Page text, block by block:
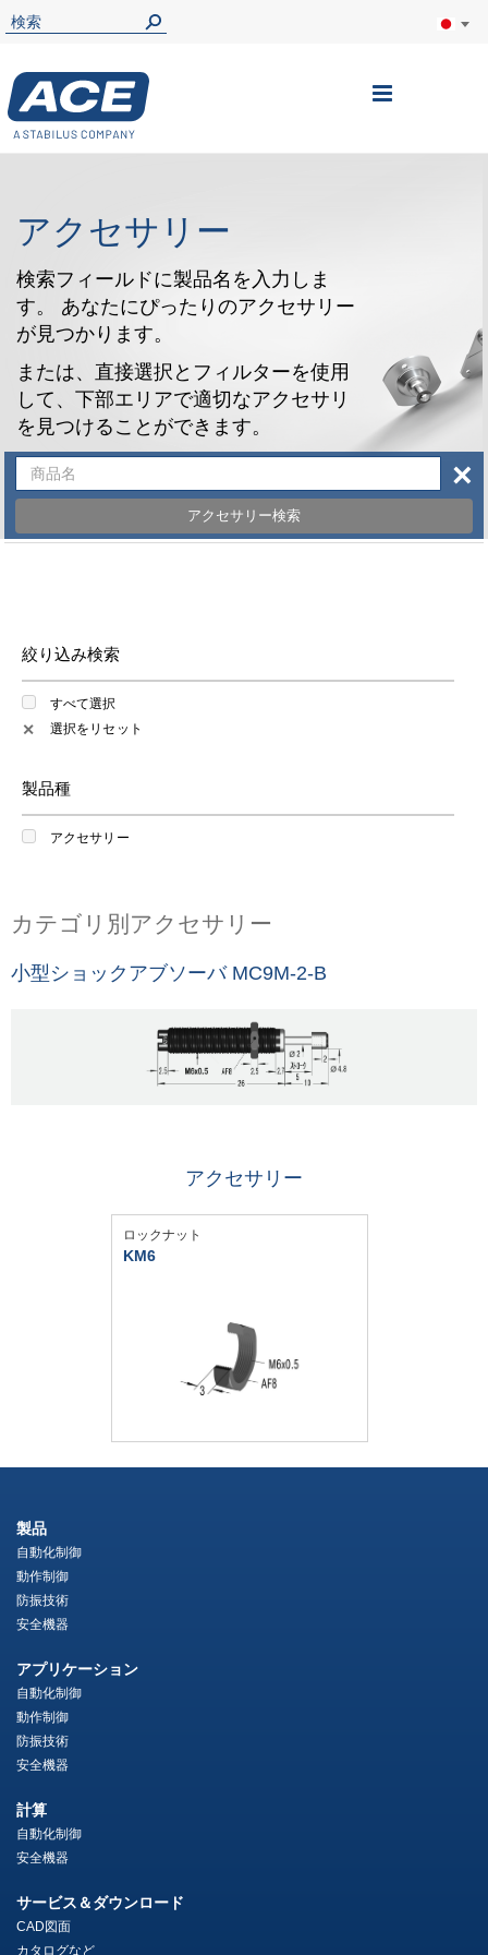
ナ
アクセサリー
検索フィールドに製品名を入力しま
す。 あなたにぴったりのアクセサリー
が見つかります。
または、直接選択とフィルターを使用
して、下部エリアで適切なアクセサリ
を見つけることができます。
アクセサリー検索
×
絞り込み検索
すべて選択
✕ 選択をリセット
製品種
アクセサリー
カテゴリ別アクセサリー
小型ショックアブソーバ MC9M-2-B
アクセサリー
ロックナット
KM6
製品
自動化制御
動作制御
防振技術
安全機器
アプリケーション
自動化制御
動作制御
防振技術
安全機器
計算
自動化制御
安全機器
サービス＆ダウンロード
CAD図面
カタログなど